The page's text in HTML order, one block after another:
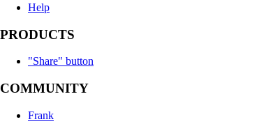
Help
PRODUCTS
"Share" button
COMMUNITY
Frank